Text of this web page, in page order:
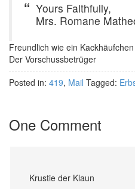
Yours Faithfully,
Mrs. Romane
Freundlich wie ein
Der Vorschussbetrüger
Posted in: 419, Mail Tagged:
One Comment
Krustie der Klaun